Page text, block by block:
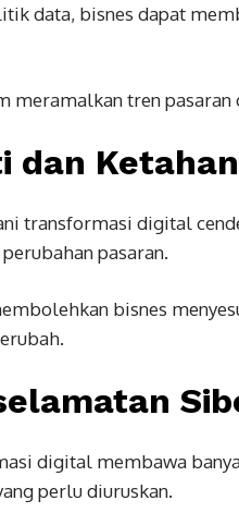
data, bisnes dapat
meramalkan tren
dan
transformasi digital
pasaran.
bisnes
digital membawa
perlu diuruskan.